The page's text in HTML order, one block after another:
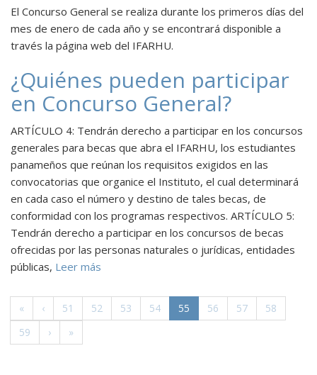
El Concurso General se realiza durante los primeros días del
mes de enero de cada año y se encontrará disponible a
través la página web del IFARHU.
¿Quiénes pueden participar
en Concurso General?
ARTÍCULO 4: Tendrán derecho a participar en los concursos
generales para becas que abra el IFARHU, los estudiantes
panameños que reúnan los requisitos exigidos en las
convocatorias que organice el Instituto, el cual determinará
en cada caso el número y destino de tales becas, de
conformidad con los programas respectivos. ARTÍCULO 5:
Tendrán derecho a participar en los concursos de becas
ofrecidas por las personas naturales o jurídicas, entidades
públicas, Leer más
« ‹ 51 52 53 54 55 (actual)
56 57
58
59
› »